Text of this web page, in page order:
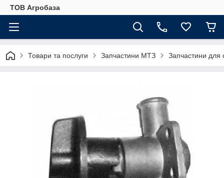
ТОВ Агробаза
Товари та послуги Запчастини МТЗ Запчастини